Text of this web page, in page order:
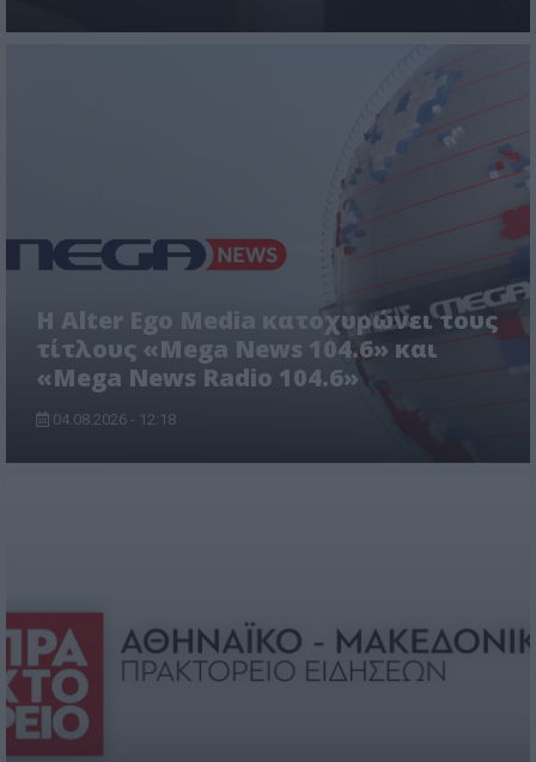
Η Alter Ego Media κατοχυρώνει τους
τίτλους «Mega News 104.6» και
«Mega News Radio 104.6»
04.08.2026 - 12:18